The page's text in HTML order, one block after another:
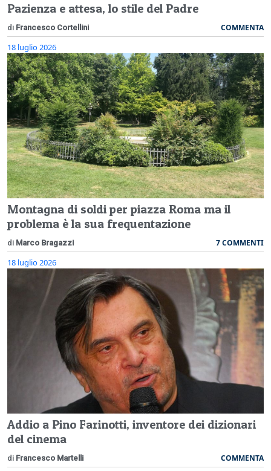
Pazienza e attesa, lo stile del Padre
di Francesco Cortellini COMMENTA
18 luglio 2026
Montagna di soldi per piazza Roma ma il
problema è la sua frequentazione
di Marco Bragazzi 7 COMMENTI
18 luglio 2026
Addio a Pino Farinotti, inventore dei dizionari
del cinema
di Francesco Martelli COMMENTA